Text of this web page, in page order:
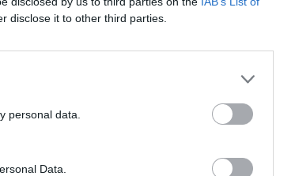
disclose it to other third parties.
personal data.
Data.
út 43-45 szám alatt). Határozatképtelenség esetén a
tartozik, melynek olvasása előfizetéses